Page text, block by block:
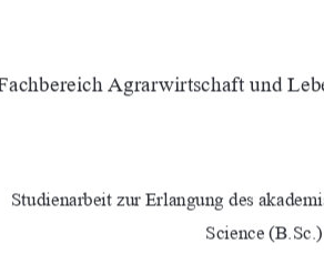
Agrarwirtschaft und
Studienarbeit zur Erlangung des
Science (B.Sc.)